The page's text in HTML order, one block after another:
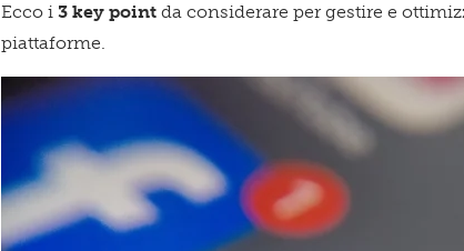
Ecco i3 key point da considerare per gestire e
piattaforme.